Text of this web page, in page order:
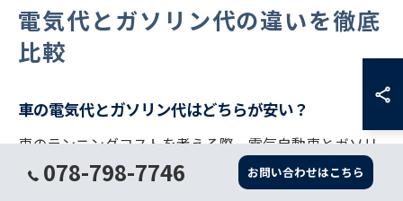
電気代とガソリン代の違いを徹底
比較
車の電気代とガソリン代はどちらが安い？
車のランニングコストを考える際、電気自動車とガソリ
ン車の燃料費（電気代とガソリン代）の違いは大きな関
078-798-7746 お問い合わせはこちら